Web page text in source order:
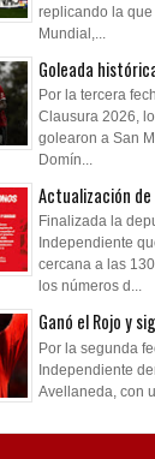
replicando la
Mundial,...
Goleada
Por la tercera
Clausura 2026,
golearon a San
Domín...
Actualización
Finalizada la
Independiente
cercana a las
los números d...
Ganó el Rojo y
Por la segunda
Independiente
Avellaneda, con